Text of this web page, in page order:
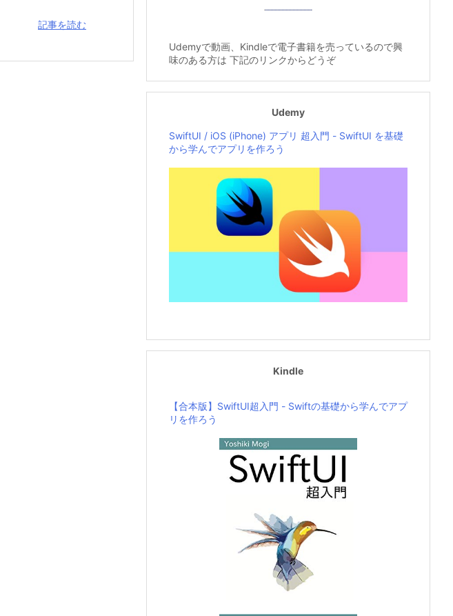
記事を読む
Udemyで動画、Kindleで電子書籍を売っているので興
味のある方は 下記のリンクからどうぞ
Udemy
SwiftUI / iOS (iPhone) アプリ 超入門 - SwiftUI を基礎
から学んでアプリを作ろう
Kindle
【合本版】SwiftUI超入門 - Swiftの基礎から学んでアプ
リを作ろう